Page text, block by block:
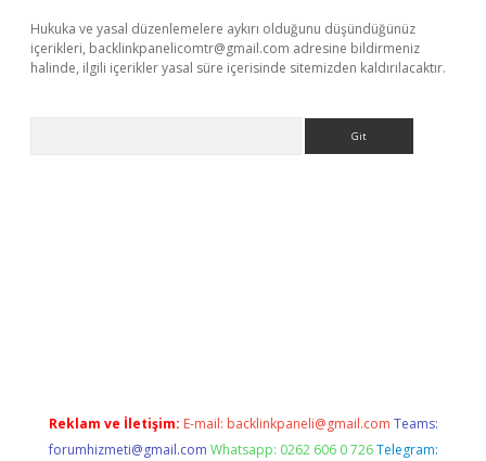
Hukuka ve yasal düzenlemelere aykırı olduğunu düşündüğünüz
içerikleri, backlinkpanelicomtr@gmail.com adresine bildirmeniz
halinde, ilgili içerikler yasal süre içerisinde sitemizden kaldırılacaktır.
Reklam ve İletişim: E-mail: backlinkpaneli@gmail.com Teams:
forumhizmeti@gmail.com Whatsapp: 0262 606 0 726 Telegram: